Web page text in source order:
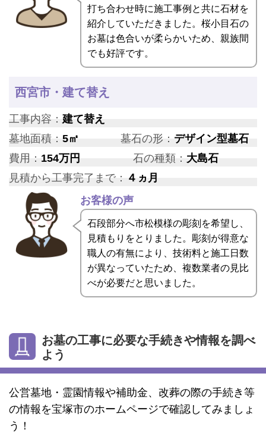
打ち合わせ時に施工事例と共に石材を
紹介していただきました。桜小目石の
お墓は色合いが柔らかいため、親族間
でも好評です。
西宮市・建て替え
工事内容： 建て替え
墓地面積： 5㎡ 墓石の形： デザイン型墓石
費用： 154万円 石の種類： 大島石
見積から工事完了まで： ４ヵ月
お客様の声
石段部分へ市松模様の彫刻を希望し、
見積もりをとりました。彫刻が得意な
職人の有無により、技術料と施工日数
が異なっていたため、複数業者の見比
べが必要だと思いました。
お墓の工事に必要な手続きや情報を調べ
よう
公営墓地・霊園情報や補助金、改葬の際の手続き等
の情報を宝塚市のホームページで確認してみましょ
う！